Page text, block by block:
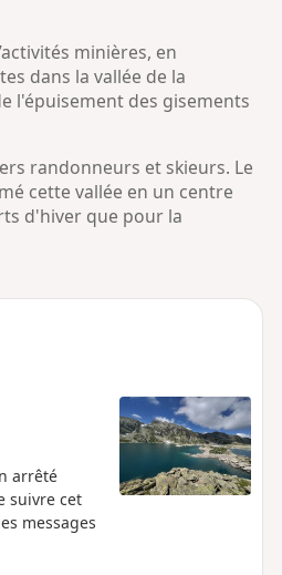
minières, en
dans la vallée de la
l'épuisement des gisements
randonneurs et skieurs. Le
cette vallée en un centre
d'hiver que pour la
arrêté
suivre cet
messages